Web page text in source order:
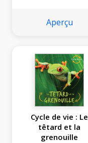
Aperçu
Cycle de vie : Le
têtard et la
grenouille